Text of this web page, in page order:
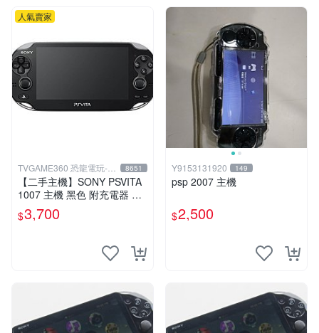
人氣賣家
TVGAME360 恐龍電玩-台
中店
8651
【二手主機】SONY PSVITA
1007 主機 黑色 附充電器 US
B傳輸線 PS VITA PSV【台中
恐龍電玩】
$3,700
Y9153131920 149
psp 2007 主機
$2,500